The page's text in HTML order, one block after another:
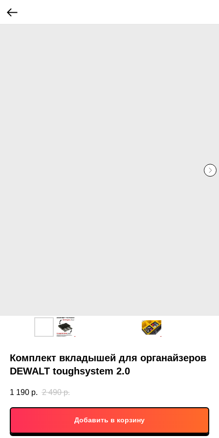
Комплект вкладышей для органайзеров
DEWALT toughsystem 2.0
1 190 р. 2 490 р.
Добавить в корзину